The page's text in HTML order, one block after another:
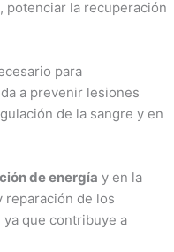
potenciar la recuperación
para
a prevenir lesiones
de la sangre y en
de energía y en la
reparación de los
que contribuye a